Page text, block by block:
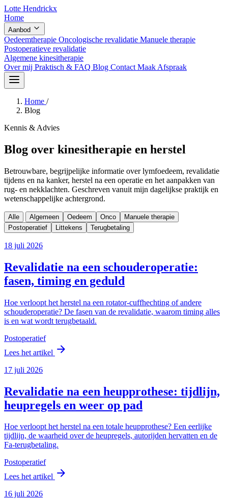
Lotte Hendrickx
Home
Aanbod
Oedeemtherapie Oncologische revalidatie Manuele therapie
Postoperatieve revalidatie
Algemene kinesitherapie
Over mij Praktisch & FAQ Blog Contact Maak Afspraak
Home /
Blog
Kennis & Advies
Blog over kinesitherapie en herstel
Betrouwbare, begrijpelijke informatie over lymfoedeem, revalidatie
tijdens en na kanker, herstel na een operatie en het aanpakken van
rug- en nekklachten. Geschreven vanuit mijn dagelijkse praktijk en
wetenschappelijke achtergrond.
Alle Algemeen Oedeem Onco
Manuele therapie
Postoperatief
Littekens Terugbetaling
18 juli 2026
Revalidatie na een schouderoperatie:
fasen, timing en geduld
Hoe verloopt het herstel na een rotator-cuffhechting of andere
schouderoperatie? De fasen van de revalidatie, waarom timing alles
is en wat wordt terugbetaald.
Postoperatief
Lees het artikel arrow_forward
17 juli 2026
Revalidatie na een heupprothese: tijdlijn,
heupregels en weer op pad
Hoe verloopt het herstel na een totale heupprothese? Een eerlijke
tijdlijn, de waarheid over de heupregels, autorijden hervatten en de
Fa-terugbetaling.
Postoperatief
Lees het artikel arrow_forward
16 juli 2026